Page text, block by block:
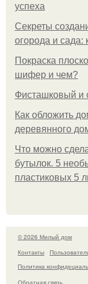
успеха
Секреты
огорода и сада:
Покраска
шифер и чем?
Фисташковый и
Как обложить
деревянного
Что можно
бутылок. 5
пластиковых 5
© 2026 Милый дом
Контакты
Политика
Обратная связь